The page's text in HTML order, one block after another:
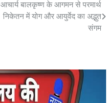
आचार्य बालकृष्ण के आगमन से परमार्थ
निकेतन में योग और आयुर्वेद का अद्भुत
संगम